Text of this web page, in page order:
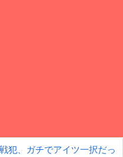
犯、ガチでアイツ一択だっ